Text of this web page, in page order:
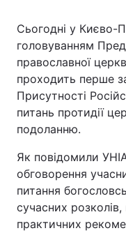
Сьогодні у Києво-
головуванням
православної
проходить перше
Присутності
питань протидії
подоланню.
Як повідомили
обговорення
питання
сучасних
практичних